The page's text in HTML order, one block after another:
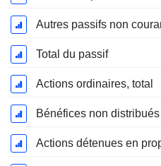
Autres passifs non
Total du passif
Actions ordinaires, total
Bénéfices non
Actions détenues en